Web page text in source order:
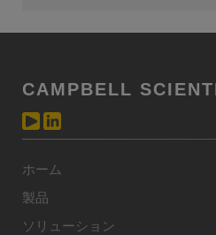
CAMPBELL
ホーム
製品
ソリューション